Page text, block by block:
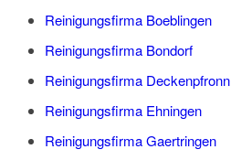
Reinigungsfirma Boeblingen
Reinigungsfirma Bondorf
Reinigungsfirma Deckenpfronn
Reinigungsfirma Ehningen
Reinigungsfirma Gaertringen